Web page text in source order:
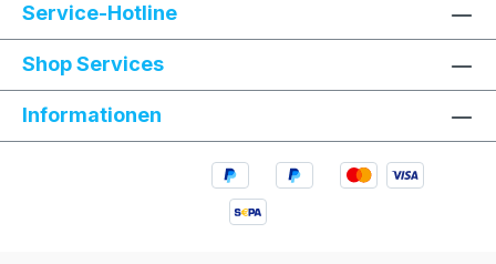
Service-Hotline
Shop Services
Informationen